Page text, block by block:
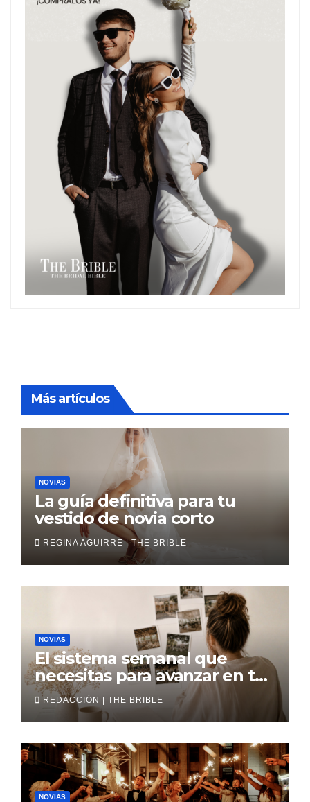
Más artículos
NOVIAS
La guía definitiva para tu
vestido de novia corto
REGINA AGUIRRE | THE BRIBLE
NOVIAS
El sistema semanal que
necesitas para avanzar en tu
boda
REDACCIÓN | THE BRIBLE
NOVIAS